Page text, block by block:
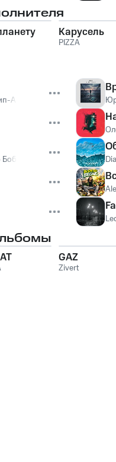
Карусель
PIZZA
А-Крип Sadman
GAZ
Zivert